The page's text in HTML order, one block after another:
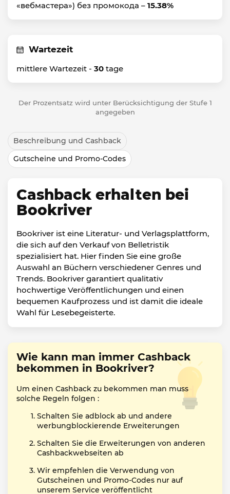
«вебмастера») без промокода – 15.38%
Wartezeit
mittlere Wartezeit - 30 tage
Der Prozentsatz wird unter Berücksichtigung der Stufe 1
angegeben
Beschreibung und Cashback
Gutscheine und Promo-Codes
Cashback erhalten bei
Bookriver
Bookriver ist eine Literatur- und Verlagsplattform,
die sich auf den Verkauf von Belletristik
spezialisiert hat. Hier finden Sie eine große
Auswahl an Büchern verschiedener Genres und
Trends. Bookriver garantiert qualitativ
hochwertige Veröffentlichungen und einen
bequemen Kaufprozess und ist damit die ideale
Wahl für Lesebegeisterte.
Wie kann man immer Cashback
bekommen in Bookriver?
Um einen Cashback zu bekommen man muss
solche Regeln folgen :
Schalten Sie adblock ab und andere
werbungblockierende Erweiterungen
Schalten Sie die Erweiterungen von anderen
Cashbackwebseiten ab
Wir empfehlen die Verwendung von
Gutscheinen und Promo-Codes nur auf
unserem Service veröffentlicht